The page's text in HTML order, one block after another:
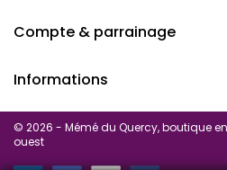
Compte & parrainage
Informations
© 2026 - Mémé du Quercy, boutique
ouest